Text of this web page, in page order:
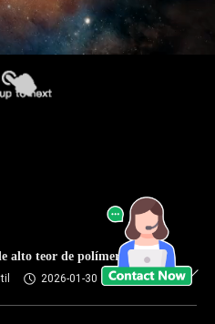
alto teor de polímeros
2026-01-30